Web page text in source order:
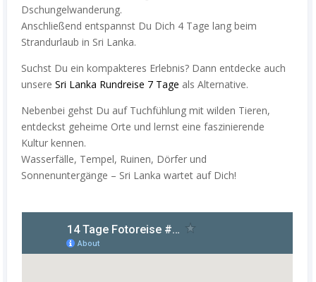
Dschungelwanderung.
Anschließend entspannst Du Dich 4 Tage lang beim
Strandurlaub in Sri Lanka.
Suchst Du ein kompakteres Erlebnis? Dann entdecke auch
unsereSri Lanka Rundreise 7 Tage als Alternative.
Nebenbei gehst Du auf Tuchfühlung mit wilden Tieren,
entdeckst geheime Orte und lernst eine faszinierende
Kultur kennen.
Wasserfälle, Tempel, Ruinen, Dörfer und
Sonnenuntergänge – Sri Lanka wartet auf Dich!